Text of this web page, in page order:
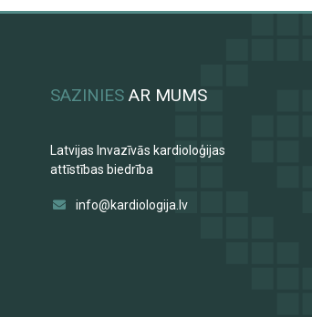
SAZINIES AR MUMS
Latvijas Invazīvās kardioloģijas
attīstības biedrība
info@kardiologija.lv